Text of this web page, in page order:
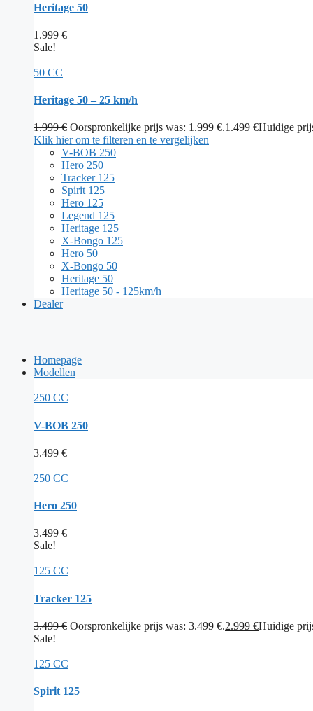
Heritage 50
1.999 €
Sale!
50 CC
Heritage 50 – 25 km/h
1.999€ Oorspronkelijke prijs was: 1.999 €.1.499 €Huidige
Klik hier om te filteren en te vergelijken
V-BOB 250
Hero 250
Tracker 125
Spirit 125
Hero 125
Legend 125
Heritage 125
X-Bongo 125
Hero 50
X-Bongo 50
Heritage 50
Heritage 50 - 125km/h
Dealer
Homepage
Modellen
250 CC
V-BOB 250
3.499 €
250 CC
Hero 250
3.499 €
Sale!
125 CC
Tracker 125
3.499€ Oorspronkelijke prijs was: 3.499 €.2.999 €Huidige
Sale!
125 CC
Spirit 125